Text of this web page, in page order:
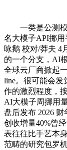
一类是公测模
名大模子API挪用
咏鹅 校对/莽夫 4
的一个分支，AI
全球云厂商掀起
line。很可能会发
作的激烈程度，
AI大模子周挪用
盘后发布 2026
创收增量40%曾
表往往比手艺本
范畴的研究包罗